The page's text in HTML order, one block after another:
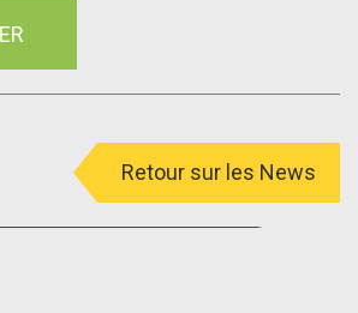
Retour sur les News